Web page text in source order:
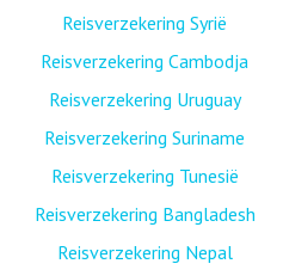
Reisverzekering Syrië
Reisverzekering Cambodja
Reisverzekering Uruguay
Reisverzekering Suriname
Reisverzekering Tunesië
Reisverzekering Bangladesh
Reisverzekering Nepal